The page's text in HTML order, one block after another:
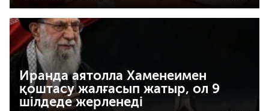
Иранда аятолла Хаменеимен
қоштасу жалғасып жатыр, ол 9
шілдеде жерленеді